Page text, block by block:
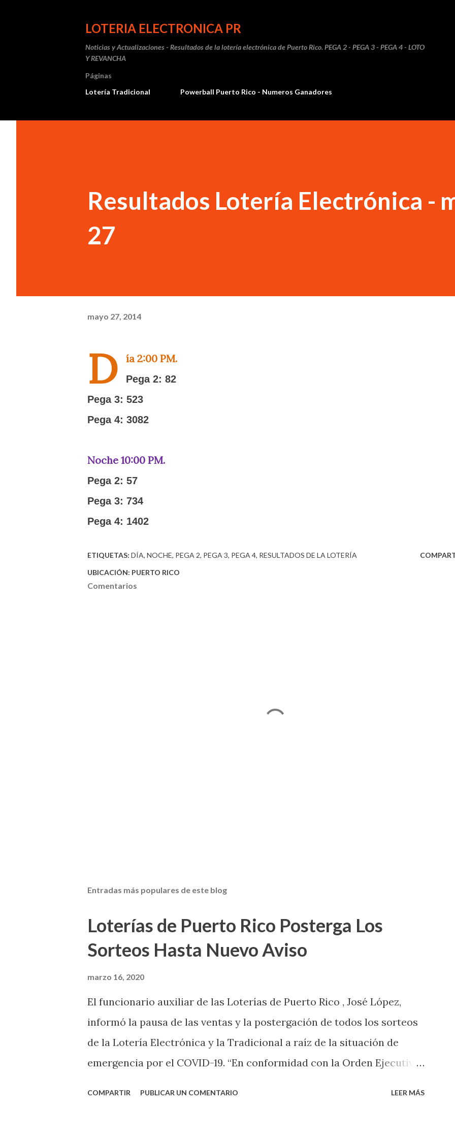
LOTERIA ELECTRONICA PR
Noticias y Actualizaciones - Resultados de la lotería electrónica de Puerto Rico. PEGA 2 - PEGA 3 - PEGA 4 - LOTO
Y REVANCHA
Páginas
Lotería Tradicional
Powerball Puerto Rico - Numeros Ganadores
Resultados Lotería Electrónica -
27
mayo 27, 2014
D ía 2:00 PM.
Pega 2: 82
Pega 3: 523
Pega 4: 3082
Noche 10:00 PM.
Pega 2: 57
Pega 3: 734
Pega 4: 1402
ETIQUETAS: DÍA NOCHE PEGA 2 PEGA 3 PEGA 4 RESULTADOS DE LA LOTERÍA
UBICACIÓN: PUERTO RICO
Comentarios
Entradas más populares de este blog
Loterías de Puerto Rico Posterga Los
Sorteos Hasta Nuevo Aviso
marzo 16, 2020
El funcionario auxiliar de las Loterías de Puerto Rico , José López,
informó la pausa de las ventas y la postergación de todos los sorteos
de la Lotería Electrónica y la Tradicional a raíz de la situación de
emergencia por el COVID-19. “En conformidad con la Orden Ejecutiva
COMPARTIR PUBLICAR UN COMENTARIO LEER MÁS